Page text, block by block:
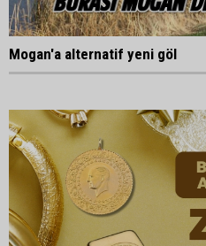
Mogan'a alternatif yeni göl